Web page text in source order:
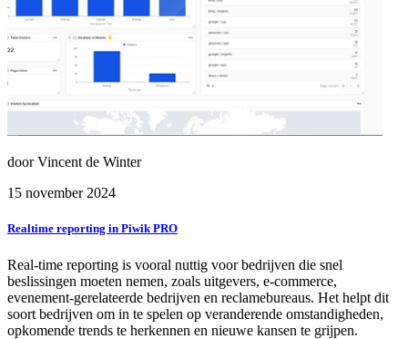
door Vincent de Winter
15 november 2024
Realtime reporting in Piwik PRO
Real-time reporting is vooral nuttig voor bedrijven die snel
beslissingen moeten nemen, zoals uitgevers, e-commerce,
evenement-gerelateerde bedrijven en reclamebureaus. Het helpt dit
soort bedrijven om in te spelen op veranderende omstandigheden,
opkomende trends te herkennen en nieuwe kansen te grijpen.